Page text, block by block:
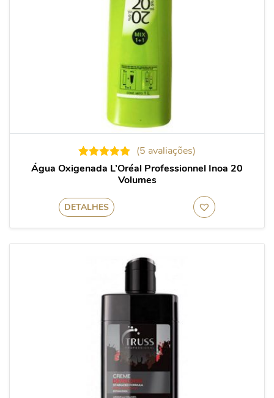
Avaliado
5.00
de 5, com
em
5
avaliações
(5 avaliações)
Água Oxigenada L’Oréal Professionnel Inoa 20
Volumes
DETALHES